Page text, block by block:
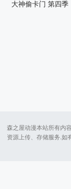
大神偷卡门 第四季
森之屋动漫本站所有内
资源上传、存储服务.如